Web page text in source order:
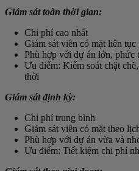
Giám sát toàn thời gian:
Chi phí cao nhất
Giám sát viên có mặt liên
Phù hợp với dự án lớn, phức
Ưu điểm: Kiểm soát chặt
thời
Giám sát định kỳ:
Chi phí trung bình
Giám sát viên có mặt theo
Phù hợp với dự án vừa và
Ưu điểm: Tiết kiệm chi phí